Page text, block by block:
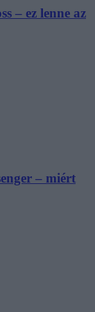
– ez lenne az
– miért